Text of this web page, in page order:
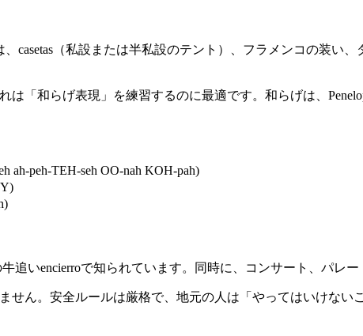
、casetas（私設または半私設のテント）、フラメンコの装
「和らげ表現」を練習するのに最適です。和らげは、
ah-peh-TEH-seh OO-nah KOH-pah)
追いencierroで知られています。同時に、コンサート、パレ
せん。安全ルールは厳格で、地元の人は「やってはいけな